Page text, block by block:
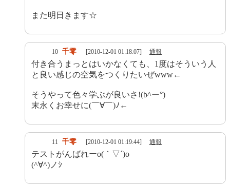
また明日きます☆
10 千零 [2010-12-01 01:18:07] 通報
付き合うまっとはいかなくても、1度はそういう人
と良い感じの空気をつくりたいぜwww←
そうやって色々学ぶが良いさ!(b^ー°)
末永くお幸せに(￣∀￣)ﾉ←
11 千零 [2010-12-01 01:19:44] 通報
テストがんばれーo(｀▽´)o
(^∀^)ノｼ